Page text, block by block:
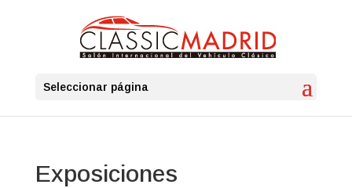
Seleccionar página
Exposiciones